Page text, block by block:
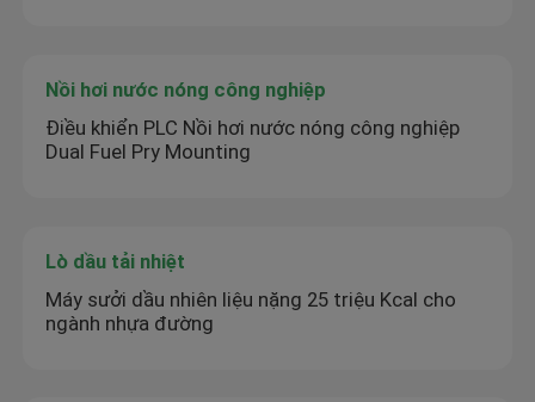
Nồi hơi nước nóng công nghiệp
Điều khiển PLC Nồi hơi nước nóng công nghiệp
Dual Fuel Pry Mounting
Lò dầu tải nhiệt
Máy sưởi dầu nhiên liệu nặng 25 triệu Kcal cho
ngành nhựa đường